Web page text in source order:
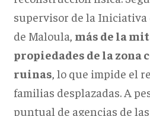
supervisor de la Iniciativa
de Maloula, más de la
propiedades de la zona
ruinas , lo que impide el
familias desplazadas. A
puntual de agencias de